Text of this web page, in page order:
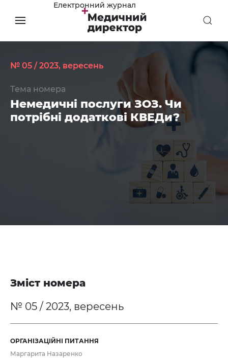
Електронний журнал
№ 05 / 2023, вересень
Тема номера
Немедичні послуги ЗОЗ. Чи
потрібні додаткові КВЕДи?
Зміст номера
№ 05 / 2023, вересень
ОРГАНІЗАЦІЙНІ ПИТАННЯ
Маргарита Назаренко